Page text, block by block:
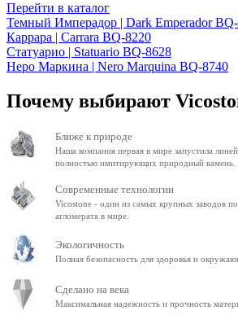
Перейти в каталог
Темный Имперадор | Dark Emperador
Каррара | Carrara BQ-8220
Статуарио | Statuario BQ-8628
Неро Маркина | Nero Marquina BQ-8740
Почему выбирают
Ближе к природе
Наша компания первая в мире запустила
полностью имитирующих природный камень.
Современные технологии
Vicostone - один из самых крупных заводов по
агломерата в мире.
Экологичность
Полная безопасность для здоровья и
Сделано на века
Максимальная надежность и прочность